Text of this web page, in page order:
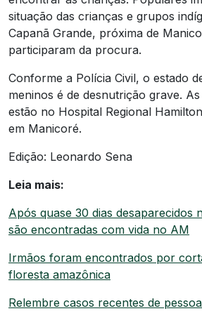
situação das crianças e grupos
Capanã Grande, próxima de
participaram da procura.
Conforme a Polícia Civil, o estado
meninos é de desnutrição grave.
estão no Hospital Regional
em Manicoré.
Edição: Leonardo Sena
Leia mais:
Após quase 30 dias desaparecidos
são encontradas com vida no AM
Irmãos foram encontrados por
floresta amazônica
Relembre casos recentes de